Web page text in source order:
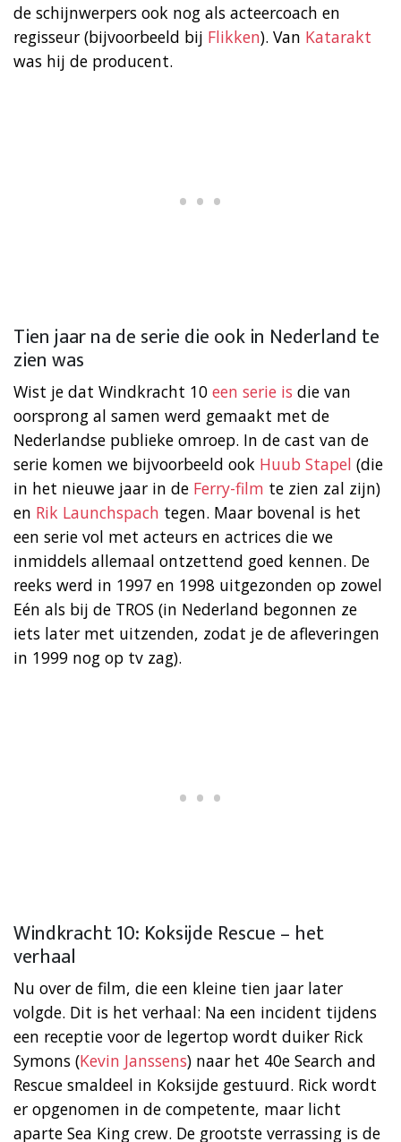
de schijnwerpers ook nog als acteercoach en
regisseur (bijvoorbeeld bij Flikken). Van Katarakt
was hij de producent.
Tien jaar na de serie die ook in Nederland te
zien was
Wist je dat Windkracht 10 een serie is die van
oorsprong al samen werd gemaakt met de
Nederlandse publieke omroep. In de cast van de
serie komen we bijvoorbeeld ook Huub Stapel (die
in het nieuwe jaar in de Ferry-film te zien zal zijn)
en Rik Launchspach tegen. Maar bovenal is het
een serie vol met acteurs en actrices die we
inmiddels allemaal ontzettend goed kennen. De
reeks werd in 1997 en 1998 uitgezonden op zowel
Eén als bij de TROS (in Nederland begonnen ze
iets later met uitzenden, zodat je de afleveringen
in 1999 nog op tv zag).
Windkracht 10: Koksijde Rescue – het
verhaal
Nu over de film, die een kleine tien jaar later
volgde. Dit is het verhaal: Na een incident tijdens
een receptie voor de legertop wordt duiker Rick
Symons (Kevin Janssens) naar het 40e Search and
Rescue smaldeel in Koksijde gestuurd. Rick wordt
er opgenomen in de competente, maar licht
aparte Sea King crew. De grootste verrassing is de